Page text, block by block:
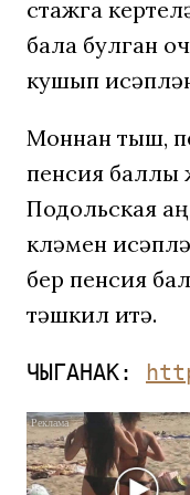
стажга
бала булган
кушып
Моннан тыш,
пенсия баллы
Подольская
күләмен
бер пенсия
тәшкил итә.
ЧЫГАНАК: